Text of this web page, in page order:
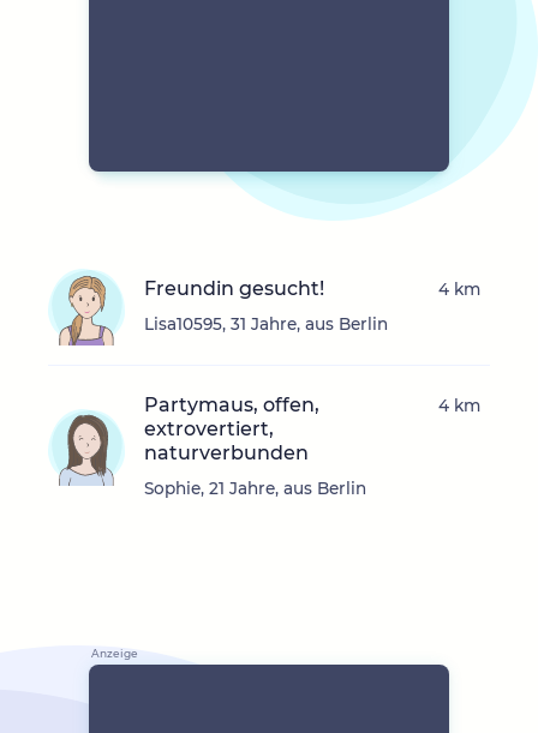
Freundin gesucht!
Lisa10595, 31 Jahre, aus Berlin
4 km
Partymaus, offen,
extrovertiert,
naturverbunden
Sophie, 21 Jahre, aus Berlin
4 km